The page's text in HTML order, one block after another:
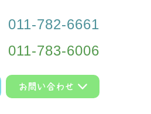
011-782-6661
011-783-6006
お問い合わせ